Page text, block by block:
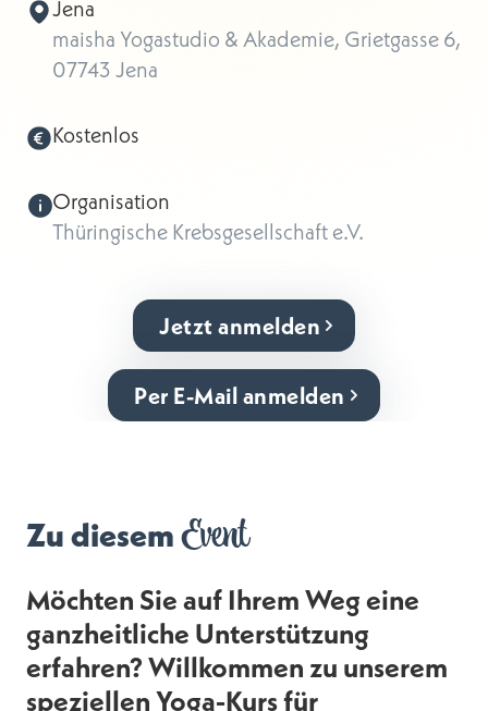
Jena
maisha Yogastudio & Akademie, Grietgasse 6,
07743 Jena
Kostenlos
Organisation
Thüringische Krebsgesellschaft e.V.
Jetzt anmelden
Per E-Mail anmelden
Zu diesemEvent
Möchten Sie auf Ihrem Weg eine
ganzheitliche Unterstützung
erfahren? Willkommen zu unserem
speziellen Yoga-Kurs für